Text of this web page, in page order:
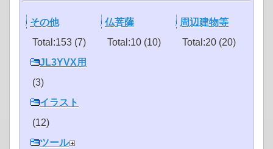
その他
Total:153 (7)
JL3YVX用
(3)
イラスト
(12)
ツール
仏菩薩
Total:10 (10)
周辺建物等
Total:20 (20)